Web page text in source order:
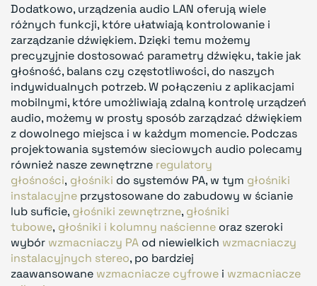
Dodatkowo, urządzenia audio LAN oferują wiele
różnych funkcji, które ułatwiają kontrolowanie i
zarządzanie dźwiękiem. Dzięki temu możemy
precyzyjnie dostosować parametry dźwięku, takie jak
głośność, balans czy częstotliwości, do naszych
indywidualnych potrzeb. W połączeniu z aplikacjami
mobilnymi, które umożliwiają zdalną kontrolę urządzeń
audio, możemy w prosty sposób zarządzać dźwiękiem
z dowolnego miejsca i w każdym momencie. Podczas
projektowania systemów sieciowych audio polecamy
również nasze zewnętrzne regulatory
głośności, głośniki do systemów PA, w tym głośniki
instalacyjne przystosowane do zabudowy w ścianie
lub suficie, głośniki zewnętrzne, głośniki
tubowe, głośniki i kolumny naścienne oraz szeroki
wybór wzmacniaczy PA od niewielkich wzmacniaczy
instalacyjnych stereo, po bardziej
zaawansowane wzmacniacze cyfrowe i wzmacniacze